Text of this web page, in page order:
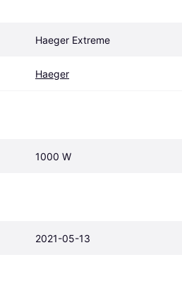
Haeger Extreme
Haeger
1000 W
2021-05-13